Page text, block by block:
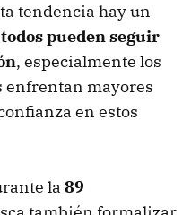
tendencia hay un
pueden seguir
, especialmente los
enfrentan mayores
en estos
la 89